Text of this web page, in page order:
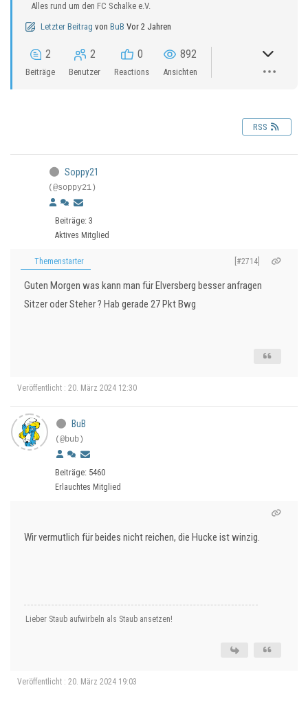
Alles rund um den FC Schalke e.V.
Letzter Beitrag von BuB Vor 2 Jahren
2
Beiträge
2
Benutzer
0
Reactions
892
Ansichten
RSS
Soppy21
(@soppy21)
Beiträge: 3
Aktives Mitglied
Themenstarter [#2714]
Guten Morgen was kann man für Elversberg besser anfragen
Sitzer oder Steher ? Hab gerade 27 Pkt Bwg
Veröffentlicht : 20. März 2024 12:30
BuB
(@bub)
Beiträge: 5460
Erlauchtes Mitglied
Wir vermutlich für beides nicht reichen, die Hucke ist winzig.
Lieber Staub aufwirbeln als Staub ansetzen!
Veröffentlicht : 20. März 2024 19:03